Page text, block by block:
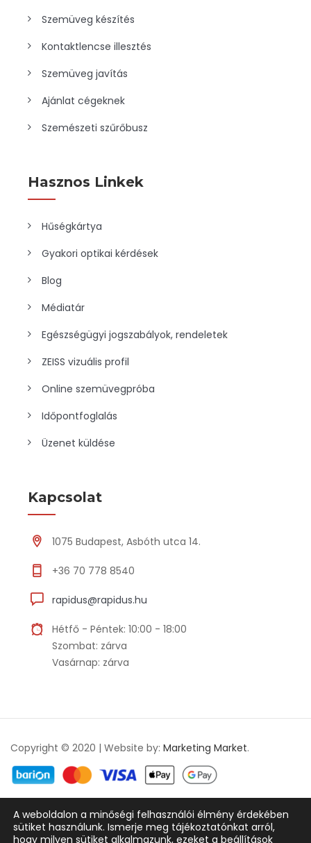
Szemüveg készítés
Kontaktlencse illesztés
Szemüveg javítás
Ajánlat cégeknek
Szemészeti szűrőbusz
Hasznos Linkek
Hűségkártya
Gyakori optikai kérdések
Blog
Médiatár
Egészségügyi jogszabályok, rendeletek
ZEISS vizuális profil
Online szemüvegpróba
Időpontfoglalás
Üzenet küldése
Kapcsolat
1075 Budapest, Asbóth utca 14.
+36 70 778 8540
rapidus@rapidus.hu
Hétfő - Péntek: 10:00 - 18:00
Szombat: zárva
Vasárnap: zárva
Copyright © 2020 | Website by: Marketing Market.
Adatkezelési tájékoztató ÁSZF
A weboldalon a minőségi felhasználói élmény érdekében
sütiket használunk. Ismerje meg tájékoztatónkat arról,
hogy milyen sütiket alkalmazunk, ezeket a beállítások